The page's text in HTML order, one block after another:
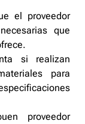
el proveedor
que
si realizan
para
proveedor